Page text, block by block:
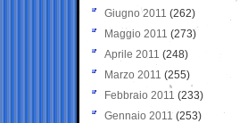
Giugno 2011 (262)
Maggio 2011 (273)
Aprile 2011 (248)
Marzo 2011 (255)
Febbraio 2011 (233)
Gennaio 2011 (253)